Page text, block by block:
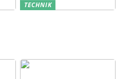
TECHNIK